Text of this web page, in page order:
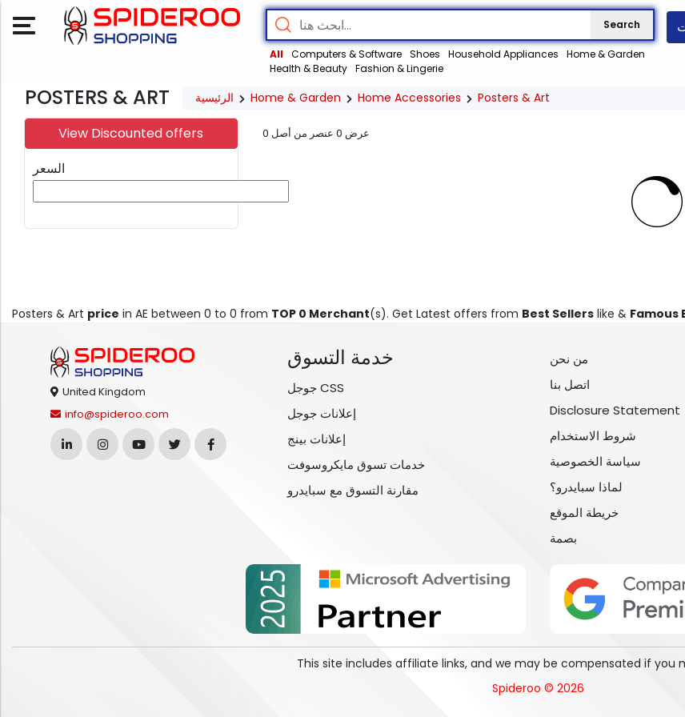
Search
All Computers & Software Shoes Household Appliances
Home & Garden
Health & Beauty Fashion & Lingerie
POSTERS & ART الرئيسية Home & Garden Home Accessories Posters & Art
View Discounted offers
السعر
عرض 0 عنصر من أصل 0
Posters & Art price in AE between 0 to 0 from TOP 0 Merchant(s). Get Latest offers from Best Sellers like & Famous
United Kingdom
info@spideroo.com
خدمة التسوق
جوجل CSS
إعلانات جوجل
إعلانات بينج
خدمات تسوق مايكروسوفت
مقارنة التسوق مع سبايدرو
من نحن
اتصل بنا
Disclosure Statement
شروط الاستخدام
سياسة الخصوصية
لماذا سبايدرو؟
خريطة الموقع
بصمة
This site includes affiliate links, and we may be compensated if you
Spideroo © 2026